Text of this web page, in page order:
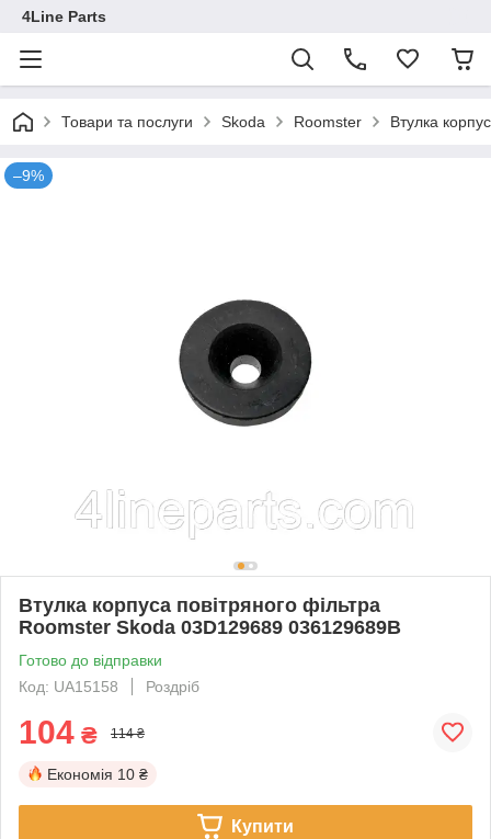
4Line Parts
Товари та послуги Skoda Roomster Втулка
–9%
Втулка корпуса повітряного фільтра
Roomster Skoda 03D129689 036129689B
Готово до відправки
Код: UA15158
Роздріб
104 ₴ 114 ₴
Економія 10 ₴
Купити